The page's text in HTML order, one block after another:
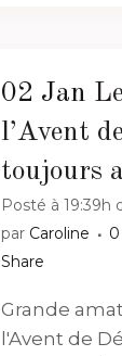
02 Jan
l’Avent
toujours
Posté à 19:39h
par Caroline
Share
Grande
l'Avent de